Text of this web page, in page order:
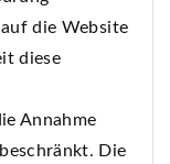
die Website
diese
Annahme
Die